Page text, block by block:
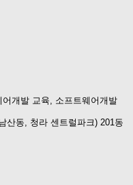
개발 교육, 소프트웨어개발
산동, 청라 센트럴파크) 201동